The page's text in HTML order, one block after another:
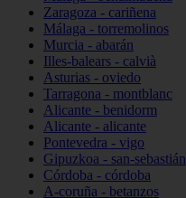
Zaragoza - cariñena
Málaga - torremolinos
Murcia - abarán
Illes-balears - calvià
Asturias - oviedo
Tarragona - montblanc
Alicante - benidorm
Alicante - alicante
Pontevedra - vigo
Gipuzkoa - san-sebastián
Córdoba - córdoba
A-coruña - betanzos